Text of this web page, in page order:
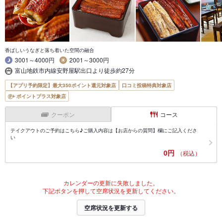
香ばしいうなぎと落ち着いた空間の融合
3001～4000円
2001～3000円
富山地鉄市内線安野屋駅出口より徒歩約27分
【アプリ予約限定】最大350ポイント還元対象店
口コミ投稿特典対象店
ポイントプラス対象店
クーポン コース
テイクアウトのご予約はこちら♪ご購入内容は【お店からの質問】欄にご記入くださ
い
0円 （税込）
カレンダーの更新に失敗しました。
下記ボタンを押して空席状況を更新してください。
空席状況を更新する